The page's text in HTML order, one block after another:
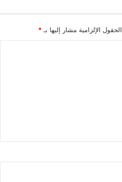
الحقول الإلزامية مشار إليها بـ *